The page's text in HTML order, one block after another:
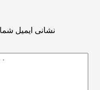
نشانی ایمیل